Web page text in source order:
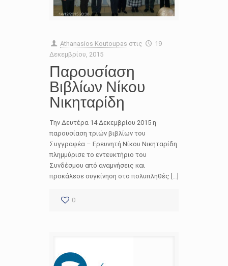
Athanasios Koutoupas στις
19
Δεκεμβρίου, 2015
Παρουσίαση
Βιβλίων Νίκου
Νικηταρίδη
Την Δευτέρα 14 Δεκεμβρίου 2015 η
παρουσίαση τριών βιβλίων του
Συγγραφέα – Ερευνητή Νίκου Νικηταρίδη
πλημμύρισε το εντευκτήριο του
Συνδέσμου από αναμνήσεις και
προκάλεσε συγκίνηση στο πολυπληθές […]
0